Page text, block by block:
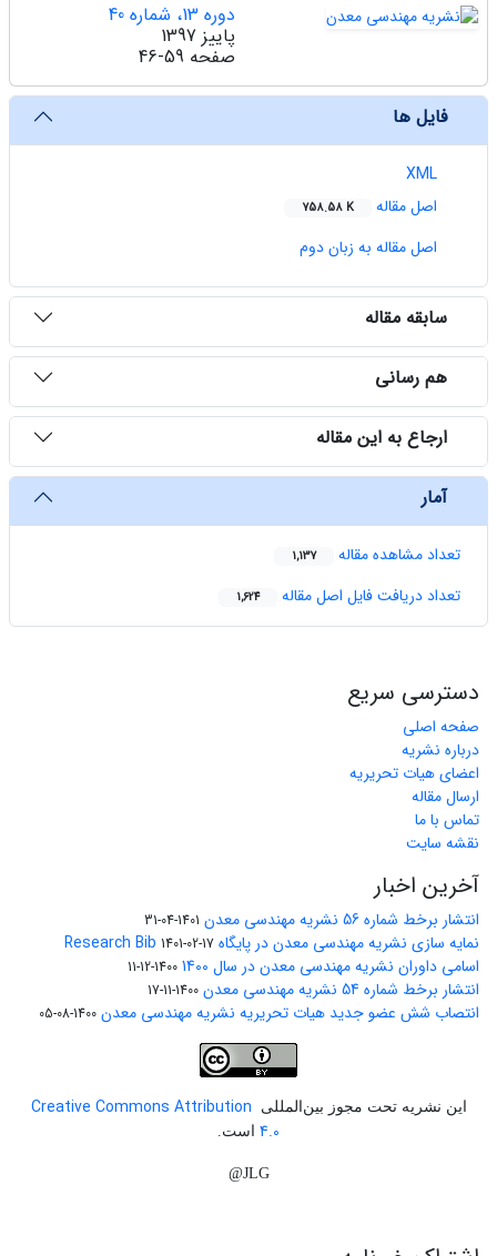
دوره 13، شماره 40
پاییز 1397
صفحه 46-59
فایل ها
XML
اصل مقاله
758.58 K
اصل مقاله به زبان دوم
سابقه مقاله
هم رسانی
ارجاع به این مقاله
آمار
تعداد مشاهده مقاله 1,137
تعداد دریافت فایل اصل مقاله 1,624
دسترسی سریع
صفحه اصلی
درباره نشریه
اعضای هیات تحریریه
ارسال مقاله
تماس با ما
نقشه سایت
آخرین اخبار
انتشار برخط شماره 56 نشریه مهندسی معدن 1401-04-31
نمایه سازی نشریه مهندسی معدن در پایگاه Research Bib 1401-02-17
اسامی داوران نشریه مهندسی معدن در سال 1400 1400-12-11
انتشار برخط شماره 54 نشریه مهندسی معدن 1400-11-17
انتصاب شش عضو جدید هیات تحریریه نشریه مهندسی معدن 1400-08-05
این نشریه تحت مجوز بین‌المللی
Creative Commons Attribution
4.0 است.
JLG@